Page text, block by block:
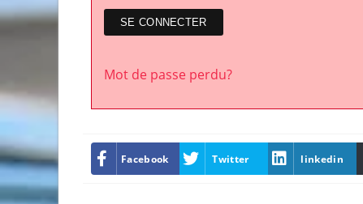
Mot de passe perdu?
Facebook Twitter linkedin